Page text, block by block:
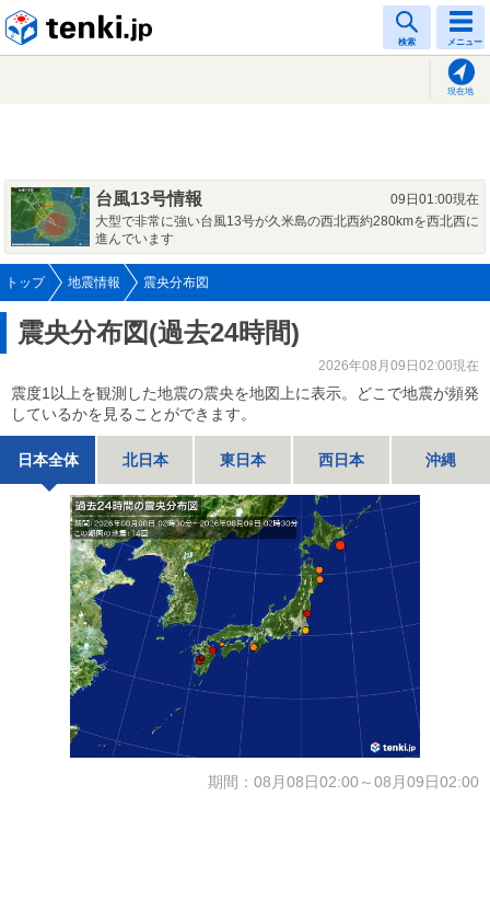
検索 メニュー
現在地
台風13号情報
09日01:00現在
大型で非常に強い台風13号が久米島の西北西約280kmを西北西に
進んでいます
トップ 地震情報 震央分布図
震央分布図(過去24時間)
2026年08月09日02:00現在
震度1以上を観測した地震の震央を地図上に表示。どこで地震が頻発
しているかを見ることができます。
日本全体 北日本 東日本 西日本 沖縄
期間：08月08日02:00～08月09日02:00